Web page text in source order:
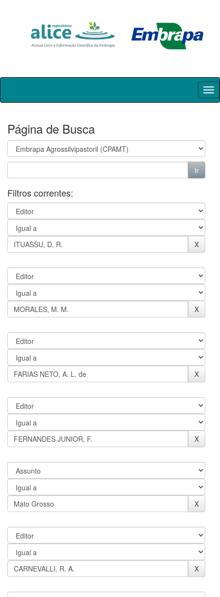
Skip
Página de Busca
Filtros correntes: